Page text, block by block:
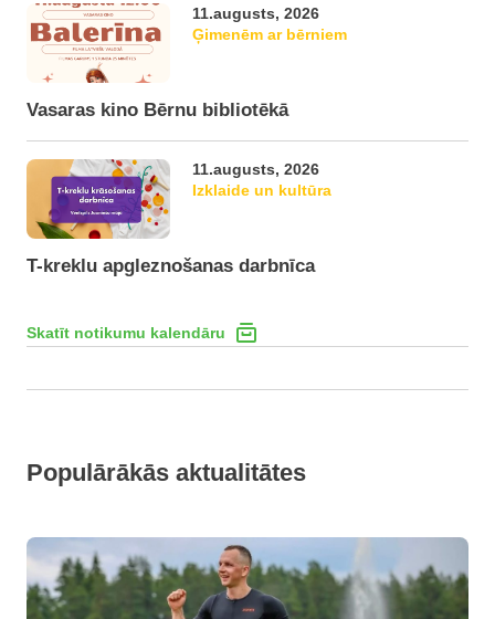
11.augusts, 2026
Ģimenēm ar bērniem
Vasaras kino Bērnu bibliotēkā
11.augusts, 2026
Izklaide un kultūra
T-kreklu apgleznošanas darbnīca
Skatīt notikumu kalendāru
Populārākās aktualitātes